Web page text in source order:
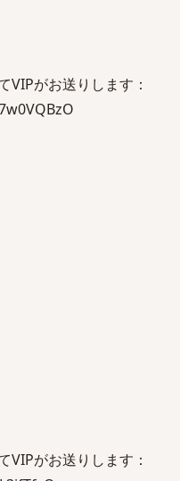
VIPがお送りします：
VIPがお送りします：